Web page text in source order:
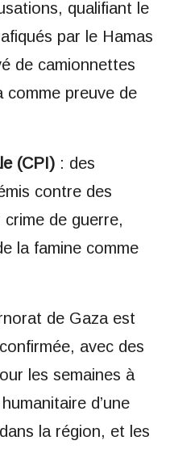
qualifiant le
par le Hamas
de camionnettes
comme preuve de
(CPI) : des
contre des
de guerre,
la famine comme
de Gaza est
avec des
les semaines à
d’une
la région, et les